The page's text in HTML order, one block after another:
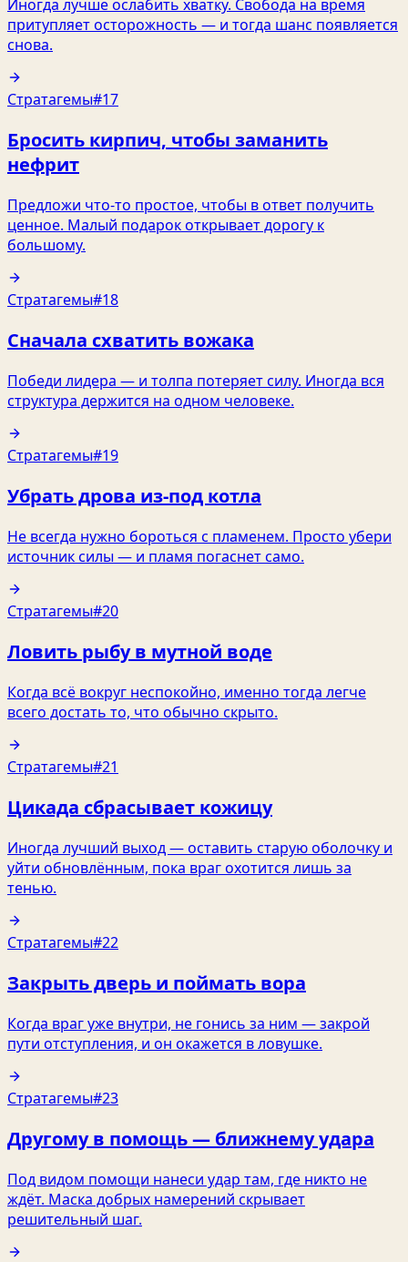
Иногда лучше ослабить хватку. Свобода на время
притупляет осторожность — и тогда шанс появляется
снова.
Стратагемы#17
Бросить кирпич, чтобы заманить
нефрит
Предложи что-то простое, чтобы в ответ получить
ценное. Малый подарок открывает дорогу к
большому.
Стратагемы#18
Сначала схватить вожака
Победи лидера — и толпа потеряет силу. Иногда вся
структура держится на одном человеке.
Стратагемы#19
Убрать дрова из-под котла
Не всегда нужно бороться с пламенем. Просто убери
источник силы — и пламя погаснет само.
Стратагемы#20
Ловить рыбу в мутной воде
Когда всё вокруг неспокойно, именно тогда легче
всего достать то, что обычно скрыто.
Стратагемы#21
Цикада сбрасывает кожицу
Иногда лучший выход — оставить старую оболочку и
уйти обновлённым, пока враг охотится лишь за
тенью.
Стратагемы#22
Закрыть дверь и поймать вора
Когда враг уже внутри, не гонись за ним — закрой
пути отступления, и он окажется в ловушке.
Стратагемы#23
Другому в помощь — ближнему удара
Под видом помощи нанеси удар там, где никто не
ждёт. Маска добрых намерений скрывает
решительный шаг.